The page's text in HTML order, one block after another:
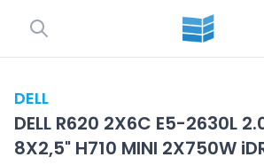
DELL
DELL R620 2X6C E5-2630L
8X2,5" H710 MINI 2X750W